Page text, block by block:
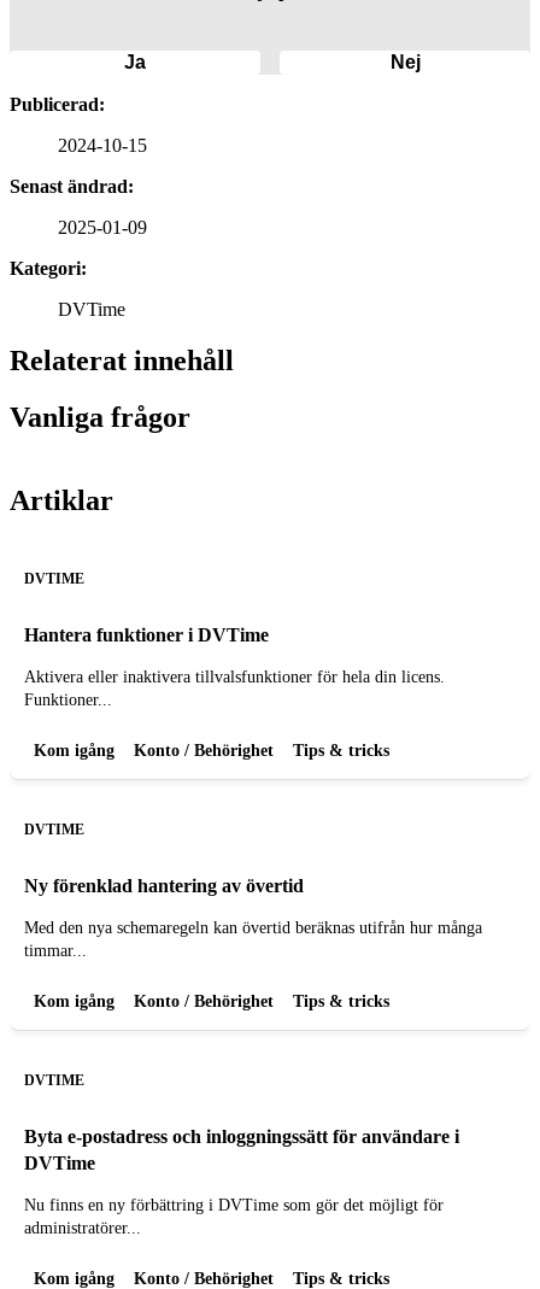
Ja Nej
Publicerad:
2024-10-15
Senast ändrad:
2025-01-09
Kategori:
DVTime
Relaterat innehåll
Vanliga frågor
Artiklar
DVTIME
Hantera funktioner i DVTime
Aktivera eller inaktivera tillvalsfunktioner för hela din licens.
Funktioner...
Kom igång Konto / Behörighet Tips & tricks
DVTIME
Ny förenklad hantering av övertid
Med den nya schemaregeln kan övertid beräknas utifrån hur många
timmar...
Kom igång Konto / Behörighet Tips & tricks
DVTIME
Byta e-postadress och inloggningssätt för användare i
DVTime
Nu finns en ny förbättring i DVTime som gör det möjligt för
administratörer...
Kom igång Konto / Behörighet Tips & tricks